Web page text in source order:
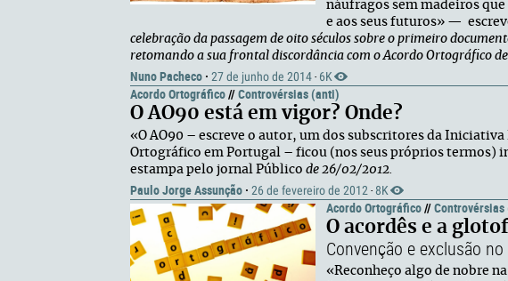
náufragos sem madeiros
e aos seus futuros» —
celebração da passagem de oito séculos sobre o primeiro
retomando a sua frontal discordância com o Acordo Ortográfico
Nuno Pacheco · 27 de junho de 2014 · 6K
Acordo Ortográfico//Controvérsias (anti)
O AO90 está em vigor? Onde?
«O AO90 – escreve o autor, um dos subscritores da
Ortográfico em Portugal – ficou (nos seus próprios termos)
estampa pelo jornal Público de 26/02/2012.
Paulo Jorge Assunção · 26 de fevereiro de 2012 · 8K
Acordo Ortográfico//
O acordês e a
Convenção e exclusão
«Reconheço algo de nobre